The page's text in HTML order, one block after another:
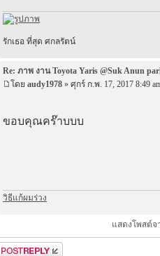
รักเธอ ที่สุด ศกลรัตน์
Re: ภาพ งาน Toyota Yaris @Suk Anun
โดย audy1978 » ศุกร์ ก.พ. 17, 2017 8:49
ขอบคุณคร๊าบบบ
วิธีแก้ผมร่วง
แสดงโพสต์จ
ตอบกระทู้